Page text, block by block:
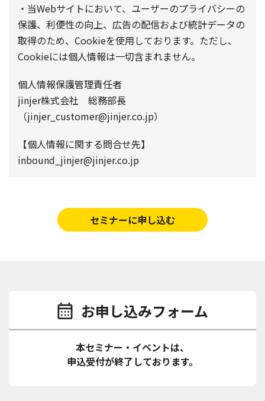
・当Webサイトにおいて、ユーザーのプライバシーの
保護、利便性の向上、広告の配信および統計データの
取得のため、Cookieを使用しております。ただし、
Cookieには個人情報は一切含まれません。
個人情報保護管理責任者
jinjer株式会社 総務部長
（jinjer_customer@jinjer.co.jp）
【個人情報に関する問合せ先】
inbound_jinjer@jinjer.co.jp
セミナーに申し込む
お申し込みフォーム
本セミナー・イベントは、
申込受付が終了しております。